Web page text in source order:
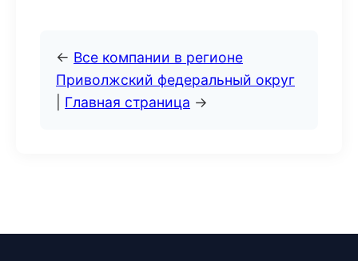
← Все компании в регионе
Приволжский федеральный округ
Главная страница →